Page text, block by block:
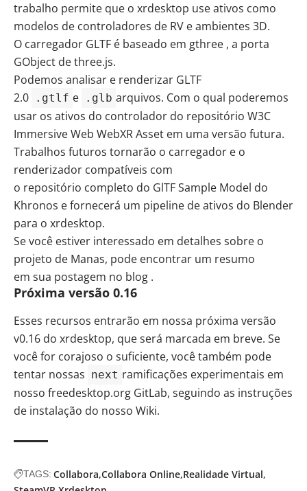
trabalho permite que o xrdesktop use ativos como
modelos de controladores de RV e ambientes 3D.
O carregador GLTF é baseado em gthree , a porta
GObject de three.js.
Podemos analisar e renderizar GLTF
2.0
.gtlf e .glb arquivos. Com o qual poderemos
usar os ativos do controlador do repositório W3C
Immersive Web WebXR Asset em uma versão futura.
Trabalhos futuros tornarão o carregador e o
renderizador compatíveis com
o repositório completo do GlTF Sample Model do
Khronos e fornecerá um pipeline de ativos do Blender
para o xrdesktop.
Se você estiver interessado em detalhes sobre o
projeto de Manas, pode encontrar um resumo
em sua postagem no blog .
Próxima versão 0.16
Esses recursos entrarão em nossa próxima versão
v0.16 do xrdesktop, que será marcada em breve. Se
você for corajoso o suficiente, você também pode
tentar nossas next ramificações experimentais em
nosso freedesktop.org GitLab, seguindo as instruções
de instalação do nosso Wiki.
TAGS: Collabora Collabora Online Realidade Virtual